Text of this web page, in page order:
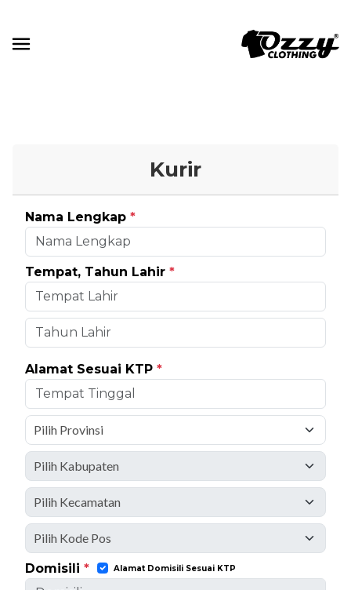
Kurir
Nama Lengkap *
Tempat, Tahun Lahir *
Alamat Sesuai KTP *
Domisili * Alamat Domisili Sesuai KTP